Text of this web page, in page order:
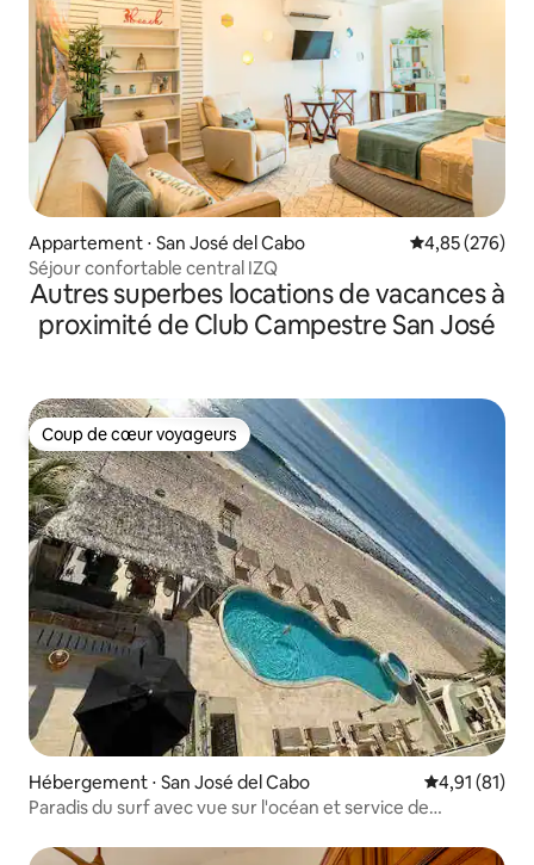
Appartement ⋅ San José del Cabo Évaluation
4,85 (276)
Séjour confortable central IZQ
Autres superbes locations de vacances à
proximité de Club Campestre San José
Coup de cœur voyageurs
Coup de cœur voyageurs
Hébergement ⋅ San José del Cabo Évaluation
4,91 (81)
Paradis du surf avec vue sur l'océan et service de